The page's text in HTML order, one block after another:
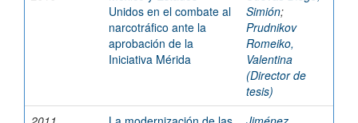
Unidos en el combate al
narcotráfico ante la
aprobación de la
Iniciativa Mérida
Simión;
Prudnikov
Romeiko,
Valentina
(Director de
tesis)